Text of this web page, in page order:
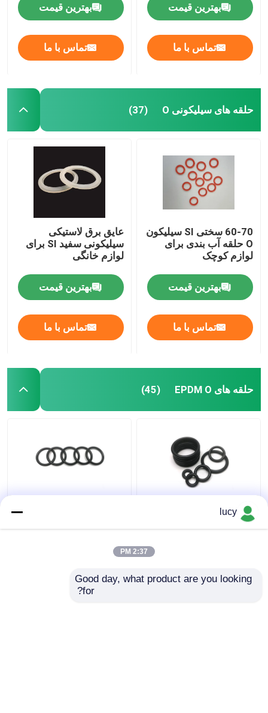
بهترین قیمت
تماس با ما
بهترین قیمت
تماس با ما
حلقه های سیلیکونی O (37)
60-70 سختی SI سیلیکون
O حلقه آب بندی برای
لوازم کوچک
بهترین قیمت
تماس با ما
عایق برق لاستیکی
سیلیکونی سفید SI برای
لوازم خانگی
بهترین قیمت
تماس با ما
حلقه های EPDM O (45)
عایق الکتریکی واشر رینگ
lucy
2:37 PM
Good day, what product are you looking
for?